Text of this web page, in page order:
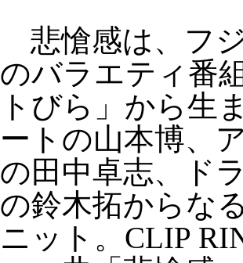
悲愴感は、フ
のバラエティ番
トびら」から生
ートの山本博、
の田中卓志、ド
の鈴木拓からな
ニット。CLIP